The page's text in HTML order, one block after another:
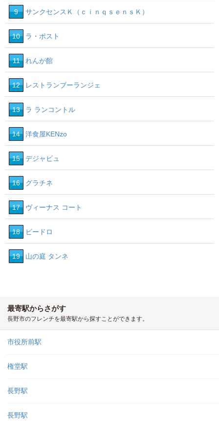
9 サンクセンスＫ（ｃｉｎｑｓｅｎｓＫ）
10 ラ・ポスト
11 れんが館
12 レストランブーランジェ
13 ラ ランコントル
14 洋食屋KENzo
15 デジャビュ
16 グラチネ
17 ヴィーナス コート
18 ビードロ
19 山の庭 タンネ
最寄駅からさがす
長野市のフレンチを最寄駅から探すことができます。
市役所前駅
権堂駅
長野駅
長野駅